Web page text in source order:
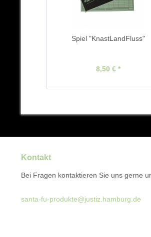
Spiel "KnastLandFluss"
8,50 € *
Kontakt
Bei Fragen kontaktieren Sie uns gerne
santa-fu-produkte@justiz.hamburg.de